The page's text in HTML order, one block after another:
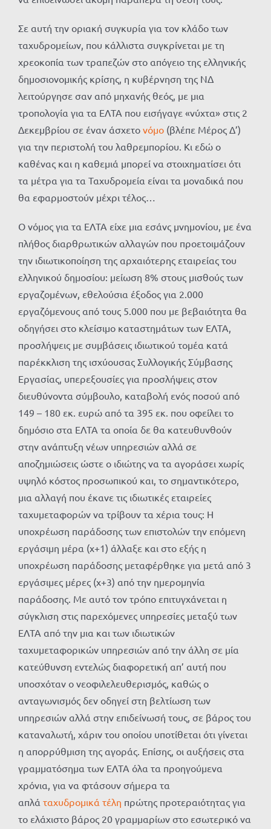
Σε αυτή την οριακή συγκυρία για τον κλάδο των
ταχυδρομείων, που κάλλιστα συγκρίνεται με τη
χρεοκοπία των τραπεζών στο απόγειο της ελληνικής
δημοσιονομικής κρίσης, η κυβέρνηση της ΝΔ
λειτούργησε σαν από μηχανής θεός, με μια
τροπολογία για τα ΕΛΤΑ που εισήγαγε «νύχτα» στις 2
Δεκεμβρίου σε έναν άσχετο νόμο (βλέπε Μέρος Δ’)
για την περιστολή του λαθρεμπορίου. Κι εδώ ο
καθένας και η καθεμιά μπορεί να στοιχηματίσει ότι
τα μέτρα για τα Ταχυδρομεία είναι τα μοναδικά που
θα εφαρμοστούν μέχρι τέλος…
Ο νόμος για τα ΕΛΤΑ είχε μια εσάνς μνημονίου, με ένα
πλήθος διαρθρωτικών αλλαγών που προετοιμάζουν
την ιδιωτικοποίηση της αρχαιότερης εταιρείας του
ελληνικού δημοσίου: μείωση 8% στους μισθούς των
εργαζομένων, εθελούσια έξοδος για 2.000
εργαζόμενους από τους 5.000 που με βεβαιότητα θα
οδηγήσει στο κλείσιμο καταστημάτων των ΕΛΤΑ,
προσλήψεις με συμβάσεις ιδιωτικού τομέα κατά
παρέκκλιση της ισχύουσας Συλλογικής Σύμβασης
Εργασίας, υπερεξουσίες για προσλήψεις στον
διευθύνοντα σύμβουλο, καταβολή ενός ποσού από
149 – 180 εκ. ευρώ από τα 395 εκ. που οφείλει το
δημόσιο στα ΕΛΤΑ τα οποία δε θα κατευθυνθούν
στην ανάπτυξη νέων υπηρεσιών αλλά σε
αποζημιώσεις ώστε ο ιδιώτης να τα αγοράσει χωρίς
υψηλό κόστος προσωπικού και, το σημαντικότερο,
μια αλλαγή που έκανε τις ιδιωτικές εταιρείες
ταχυμεταφορών να τρίβουν τα χέρια τους: Η
υποχρέωση παράδοσης των επιστολών την επόμενη
εργάσιμη μέρα (χ+1) άλλαξε και στο εξής η
υποχρέωση παράδοσης μεταφέρθηκε για μετά από 3
εργάσιμες μέρες (χ+3) από την ημερομηνία
παράδοσης. Με αυτό τον τρόπο επιτυγχάνεται η
σύγκλιση στις παρεχόμενες υπηρεσίες μεταξύ των
ΕΛΤΑ από την μια και των ιδιωτικών
ταχυμεταφορικών υπηρεσιών από την άλλη σε μία
κατεύθυνση εντελώς διαφορετική απ’ αυτή που
υποσχόταν ο νεοφιλελευθερισμός, καθώς ο
ανταγωνισμός δεν οδηγεί στη βελτίωση των
υπηρεσιών αλλά στην επιδείνωσή τους, σε βάρος του
καταναλωτή, χάριν του οποίου υποτίθεται ότι γίνεται
η απορρύθμιση της αγοράς. Επίσης, οι αυξήσεις στα
γραμματόσημα των ΕΛΤΑ όλα τα προηγούμενα
χρόνια, για να φτάσουν σήμερα τα
απλά ταχυδρομικά τέλη πρώτης προτεραιότητας για
το ελάχιστο βάρος 20 γραμμαρίων στο εσωτερικό να